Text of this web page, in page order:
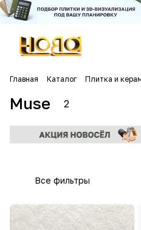
Главная Каталог Плитка и
Muse 2
Все фильтры